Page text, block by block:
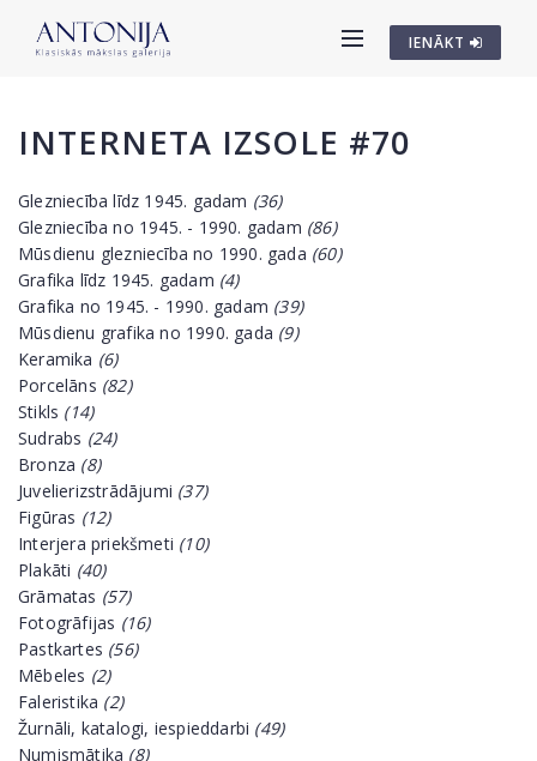
IENĀKT
INTERNETA IZSOLE #70
Glezniecība līdz 1945. gadam (36)
Glezniecība no 1945. - 1990. gadam (86)
Mūsdienu glezniecība no 1990. gada (60)
Grafika līdz 1945. gadam (4)
Grafika no 1945. - 1990. gadam (39)
Mūsdienu grafika no 1990. gada (9)
Keramika (6)
Porcelāns (82)
Stikls (14)
Sudrabs (24)
Bronza (8)
Juvelierizstrādājumi (37)
Figūras (12)
Interjera priekšmeti (10)
Plakāti (40)
Grāmatas (57)
Fotogrāfijas (16)
Pastkartes (56)
Mēbeles (2)
Faleristika (2)
Žurnāli, katalogi, iespieddarbi (49)
Numismātika (8)